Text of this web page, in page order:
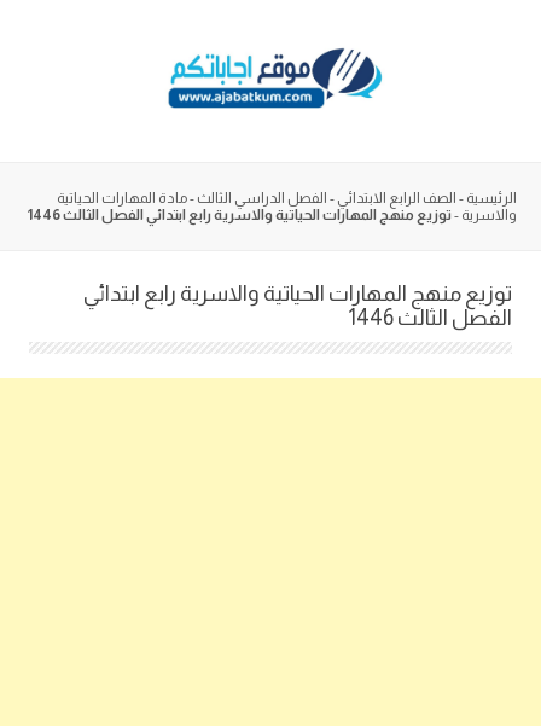
الرئيسية - الصف الرابع الابتدائي - الفصل الدراسي الثالث -مادة المهارات الحياتية
والاسرية - توزيع منهج المهارات الحياتية والاسرية رابع ابتدائي الفصل الثالث 1446
توزيع منهج المهارات الحياتية والاسرية رابع ابتدائي
الفصل الثالث 1446